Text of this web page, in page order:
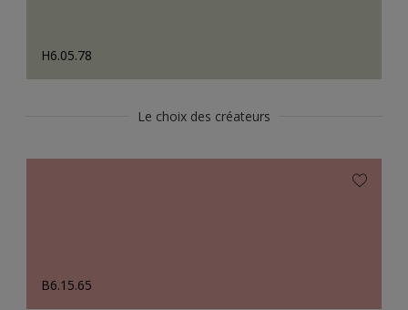
H6.05.78
Le choix des créateurs
B6.15.65